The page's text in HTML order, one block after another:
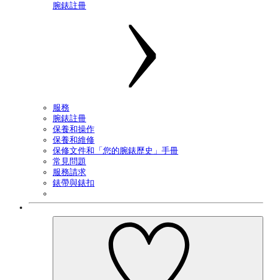
腕錶註冊
服務
腕錶註冊
保養和操作
保養和維修
保修文件和「您的腕錶歷史」手冊
常見問題
服務請求
錶帶與錶扣